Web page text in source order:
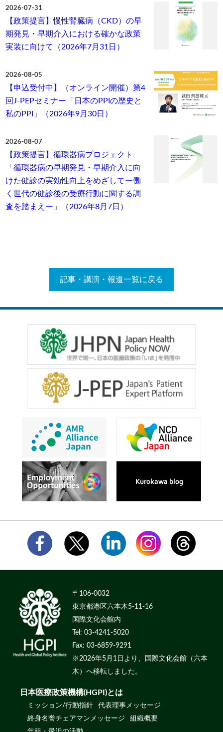
2026-07-31
【政策提言】慢性腎臓病（CKD）の早
期発見・早期介入における確かな政策
実装に向けて（2026年7月31日）
2026-08-05
【申込受付中】（オンライン開催）第4
回J-PEPセミナー「日本のPPIの歴史と
私のPPI」（2026年9月30日）
2026-08-07
【政策提言】循環器病プロジェクト
「循環器病の早期発見・早期介入に向
けた健診の実効性向上をめざしてー働
く世代の健診後の受療行動に関する調
査を踏まえー」（2026年8月7日）
記事・講演・報道一覧に戻る
〒106-0032
東京都港区六本木5-11-16
国際文化会館内
Tel: 03-4241-5020
Fax: 03-6859-9291
※2026年5月1日より、国際文化会館（六本
木）へ移転しました。
日本医療政策機構(HGPI)とは
ミッション/行動指針
代表理事メッセージ
終身名誉チェアマンメッセージ
組織概要